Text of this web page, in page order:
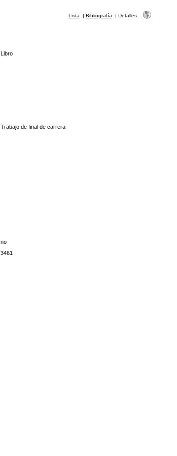
Lista | Bibliografía | Detalles
Libro
Trabajo de final de carrera
no
3461